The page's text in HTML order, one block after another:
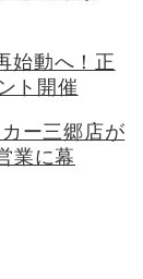
始動へ！正
ト開催
ー三郷店が
業に幕